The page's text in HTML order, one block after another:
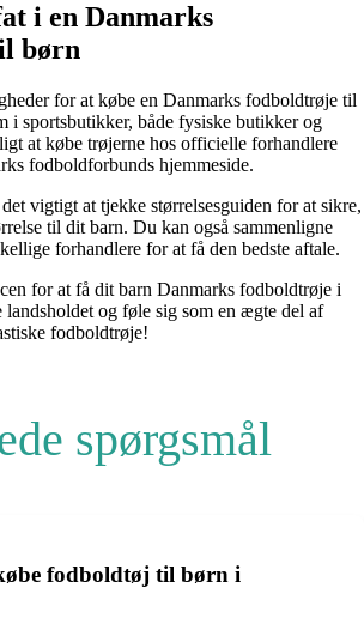
i en Danmarks
børn
for at købe en Danmarks fodboldtrøje til
i sportsbutikker, både fysiske butikker og
at købe trøjerne hos officielle forhandlere
fodboldforbunds hjemmeside.
vigtigt at tjekke størrelsesguiden for at sikre,
til dit barn. Du kan også sammenligne
forhandlere for at få den bedste aftale.
for at få dit barn Danmarks fodboldtrøje i
landsholdet og føle sig som en ægte del af
fodboldtrøje!
spørgsmål
fodboldtøj til børn i